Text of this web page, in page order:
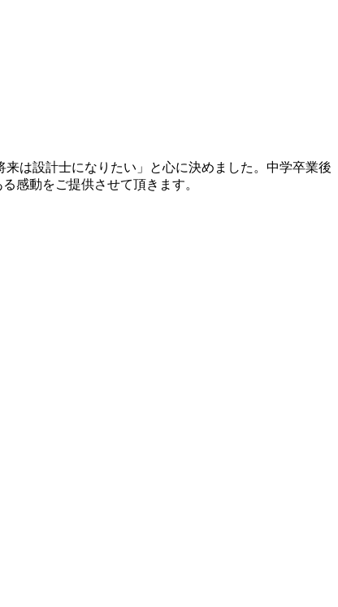
は設計士になりたい」と心に決めました。中学卒業後
感動をご提供させて頂きます。